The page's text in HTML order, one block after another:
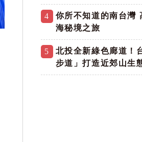
4
你所不知道的南台灣
海秘境之旅
5
北投全新綠色廊道！
步道」打造近郊山生